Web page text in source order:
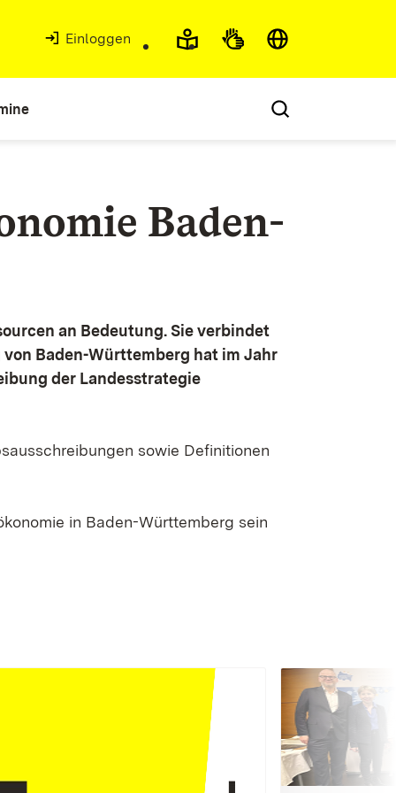
Einloggen
Baden-
an Bedeutung. Sie verbindet
Baden-Württemberg hat im Jahr
der Landesstrategie
sowie Definitionen
in Baden-Württemberg sein